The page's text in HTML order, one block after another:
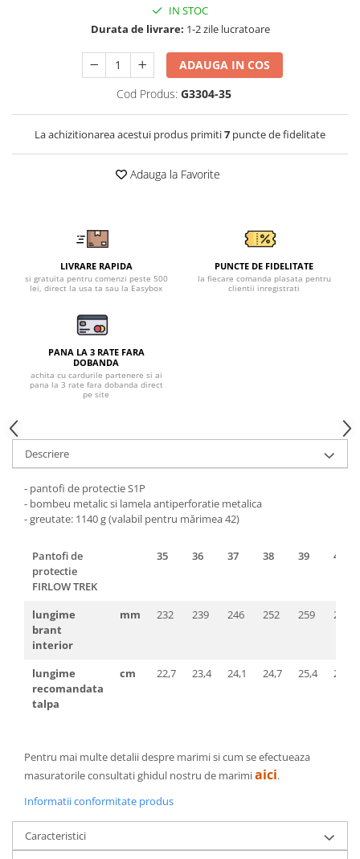
Combinezoane de lucru
impermeabile
Sorturi impermeabile
Pantaloni de lucru in talie
Pentru sudura
Pantaloni de protectie
Sorturi
Pantaloni de lucru cu pieptar
Veste de lucru
Pentru femei
Bluze pentru femei
Fleece-uri
Jachete / Bluze salopeta
Pantaloni de lucru cu pieptar
Tricouri polo
Veste de lucru
IN STOC
Durata de livrare: 1-2 zile lucratoare
ADAUGA IN COS
Cod Produs: G3304-35
La achizitionarea acestui produs primiti7 puncte de fidelitate
Adauga la Favorite
LIVRARE RAPIDA
si gratuita pentru comenzi peste 500
lei, direct la usa ta sau la Easybox
PUNCTE DE FIDELITATE
la fiecare comanda plasata pentru
clientii inregistrati
PANA LA 3 RATE FARA
DOBANDA
achita cu cardurile partenere si ai
pana la 3 rate fara dobanda direct
pe site
Descriere
- pantofi de protectie S1P
- bombeu metalic si lamela antiperforatie metalica
-greutate: 1140 g (valabil pentru mărimea 42)
Pantofi de
protectie
FIRLOW TREK
35 36 37 38 39 40
lungime
brant
interior
mm 232 239 246 252 259 266
lungime
recomandata
talpa
cm 22,7 23,4 24,1 24,7 25,4 26,1
Pentru mai multe detalii despre marimi si cum se efectueaza
masuratorile consultati ghidul nostru de marimiaici.
Informatii conformitate produs
Caracteristici